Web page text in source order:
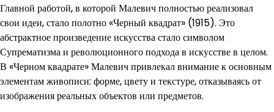
Главной работой, в которой Малевич полностью реализовал
свои идеи, стало полотно «Черный квадрат» (1915). Это
абстрактное произведение искусства стало символом
Супрематизма и революционного подхода в искусстве в целом.
В «Черном квадрате» Малевич привлекал внимание к основным
элементам живописи: форме, цвету и текстуре, отказываясь от
изображения реальных объектов или предметов.